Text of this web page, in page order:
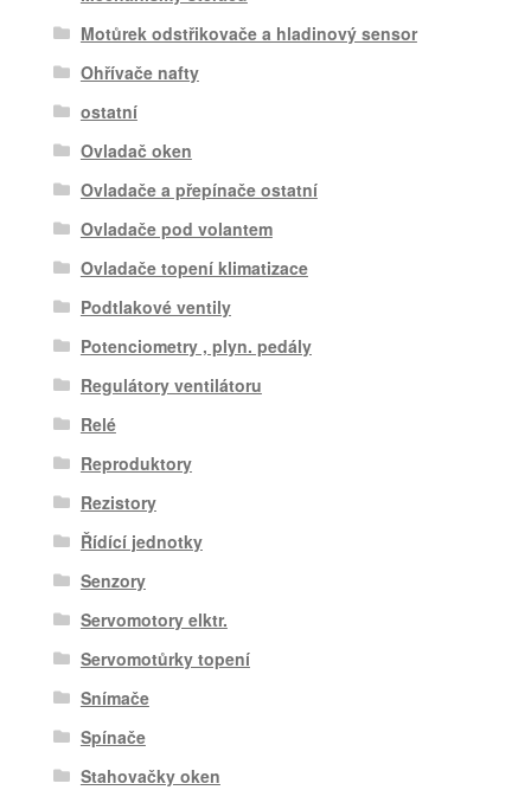
Motůrek odstřikovače a hladinový sensor
Ohřívače nafty
ostatní
Ovladač oken
Ovladače a přepínače ostatní
Ovladače pod volantem
Ovladače topení klimatizace
Podtlakové ventily
Potenciometry , plyn. pedály
Regulátory ventilátoru
Relé
Reproduktory
Rezistory
Řídící jednotky
Senzory
Servomotory elktr.
Servomotůrky topení
Snímače
Spínače
Stahovačky oken